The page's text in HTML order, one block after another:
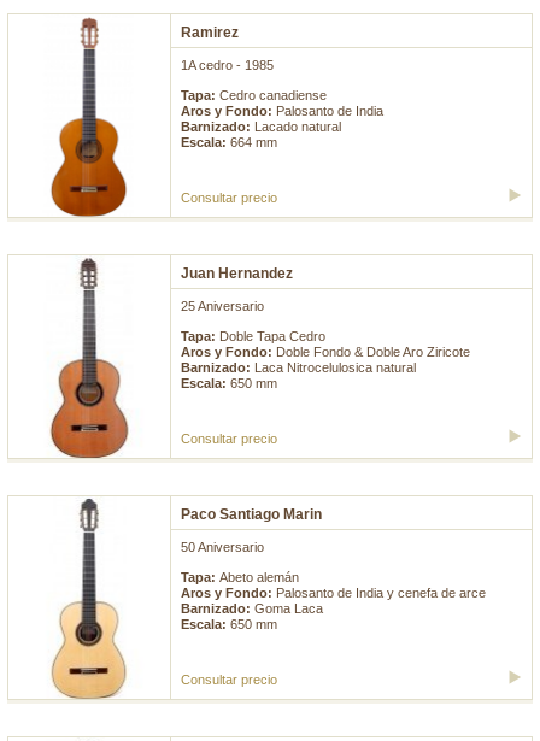
Ramirez
1A cedro - 1985
Tapa: Cedro canadiense
Aros y Fondo: Palosanto de India
Barnizado:
Lacado natural
Escala: 664 mm
Consultar precio
Juan Hernandez
25 Aniversario
Tapa: Doble Tapa Cedro
Aros y Fondo: Doble Fondo & Doble Aro Ziricote
Barnizado:
Laca Nitrocelulosica natural
Escala: 650 mm
Consultar precio
Paco Santiago Marin
50 Aniversario
Tapa: Abeto alemán
Aros y Fondo: Palosanto de India y cenefa de arce
Barnizado: Goma Laca
Escala: 650 mm
Consultar precio